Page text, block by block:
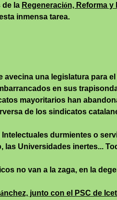
de la Regeneración, Reforma y
inmensa tarea.
avecina una legislatura para
en sus
mayoritarios han
de los sindicatos
Intelectuales durmientes o
las Universidades inertes...
no van a la zaga, en la
ánchez, junto con el PSC de